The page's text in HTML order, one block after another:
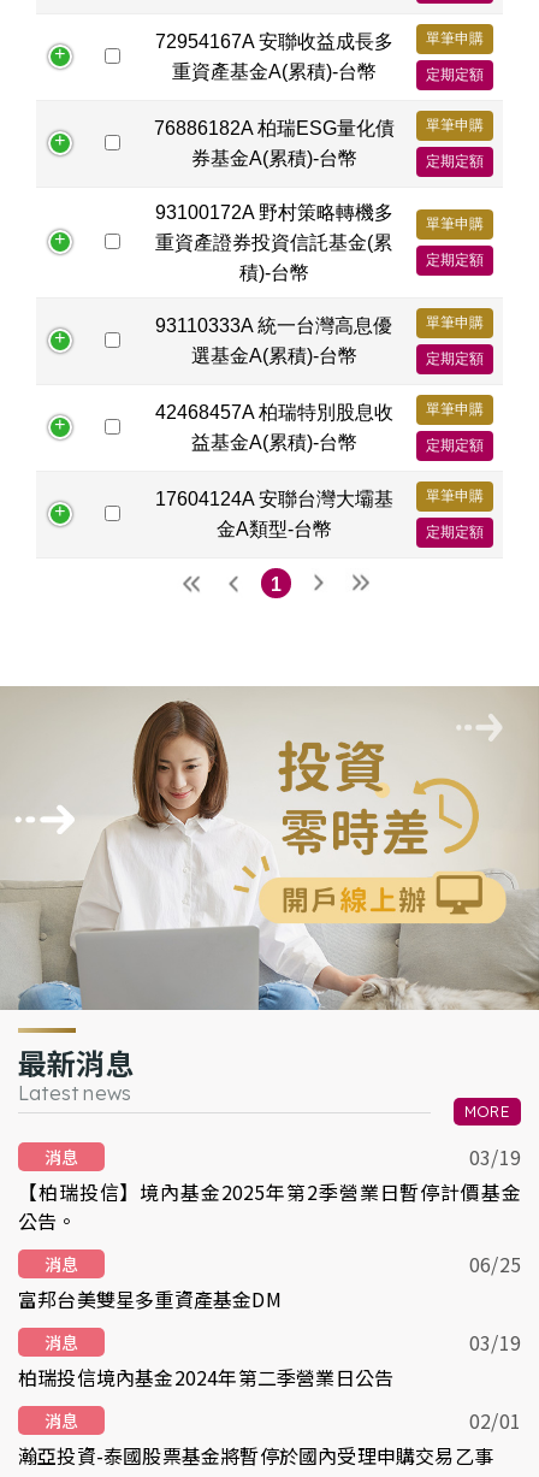
最新消息
Latest news
MORE
消息
【柏瑞投信】境內基金2025年第2季營業日暫停計價基金
公告。
03/19
消息
富邦台美雙星多重資產基金DM
06/25
消息
柏瑞投信境內基金2024年第二季營業日公告
03/19
消息
瀚亞投資-泰國股票基金將暫停於國內受理申購交易乙事
02/01